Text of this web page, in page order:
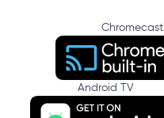
Chromecast
Android TV